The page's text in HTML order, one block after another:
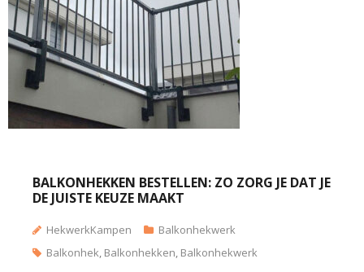
BALKONHEKKEN BESTELLEN: ZO ZORG JE DAT JE
DE JUISTE KEUZE MAAKT
HekwerkKampen
Balkonhekwerk
Balkonhek, Balkonhekken, Balkonhekwerk